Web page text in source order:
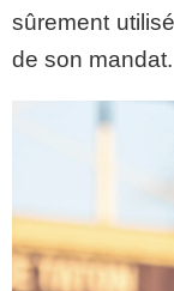
sûrement
de son mandat.